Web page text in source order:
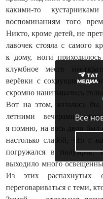
какими-то
воспоминаниям того
Никто, кроме детей, не
лавочек стояла с самого
к дому, ноги
клумбное место
верёвки с сохнущим на
скромно нанизывались
Вот на этом, казалось
летними вечерами
я помню, на весь двор был
настолько слабой, что с
погружался в
выходило много
Из этих распахнутых
переговариваться с теми,
Все